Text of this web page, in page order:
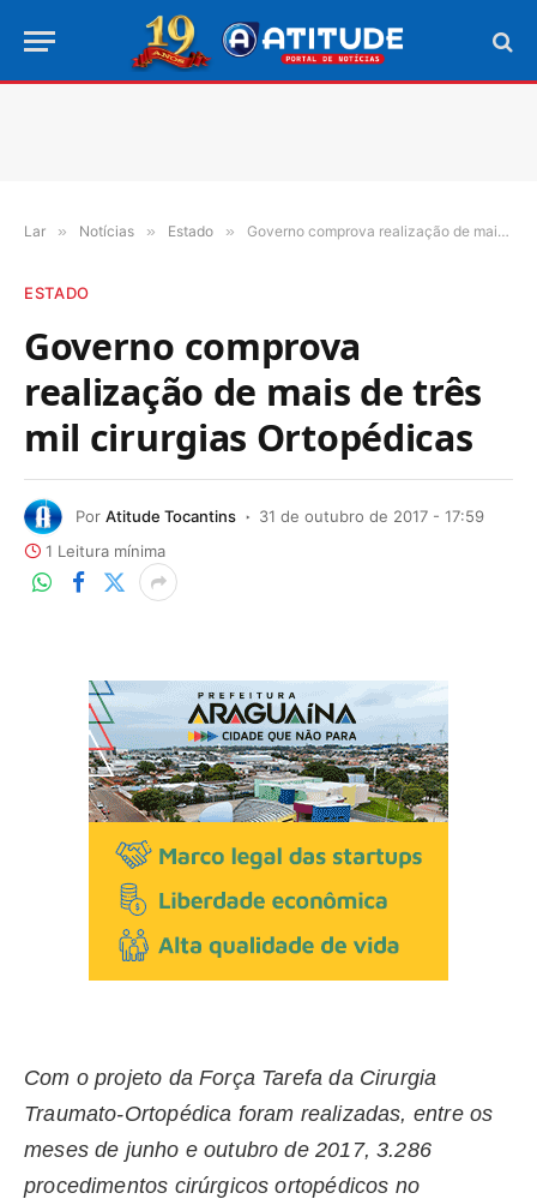
Lar » Notícias » Estado » Governo comprova realização de mais de três mil cirurgias Ortopédicas
ESTADO
Governo comprova
realização de mais de três
mil cirurgias Ortopédicas
Por Atitude Tocantins
31 de outubro de 2017 - 17:59
1 Leitura mínima
Com o projeto da Força Tarefa da Cirurgia
Traumato-Ortopédica foram realizadas, entre os
meses de junho e outubro de 2017, 3.286
procedimentos cirúrgicos ortopédicos no